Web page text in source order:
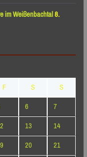
im Weißenbachtal8.
F S
S
6
7
13
14
20
21